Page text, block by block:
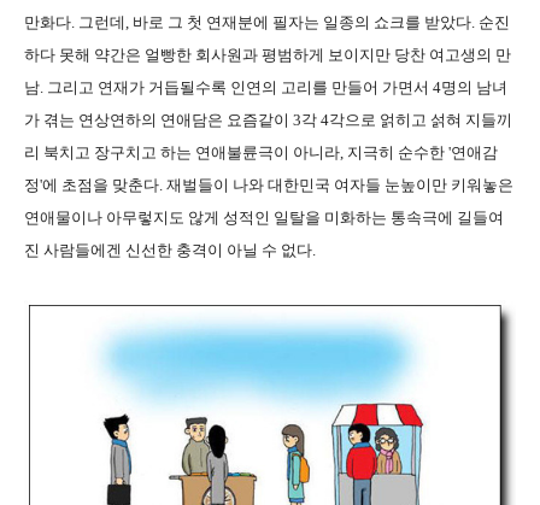
만화다. 그런데, 바로 그 첫 연재분에 필자는 일종의 쇼크를 받았다. 순진
하다 못해 약간은 얼빵한 회사원과 평범하게 보이지만 당찬 여고생의 만
남. 그리고 연재가 거듭될수록 인연의 고리를 만들어 가면서 4명의 남녀
가 겪는 연상연하의 연애담은 요즘같이 3각 4각으로 얽히고 섥혀 지들끼
리 북치고 장구치고 하는 연애불륜극이 아니라, 지극히 순수한 '연애감
정'에 초점을 맞춘다. 재벌들이 나와 대한민국 여자들 눈높이만 키워놓은
연애물이나 아무렇지도 않게 성적인 일탈을 미화하는 통속극에 길들여
진 사람들에겐 신선한 충격이 아닐 수 없다.